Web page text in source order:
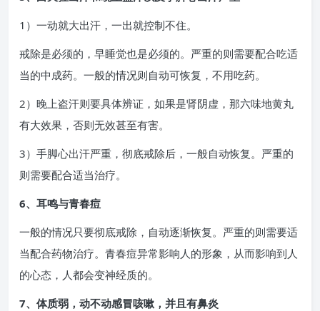
1）一动就大出汗，一出就控制不住。
戒除是必须的，早睡觉也是必须的。严重的则需要配合吃适
当的中成药。一般的情况则自动可恢复，不用吃药。
2）晚上盗汗则要具体辨证，如果是肾阴虚，那六味地黄丸
有大效果，否则无效甚至有害。
3）手脚心出汗严重，彻底戒除后，一般自动恢复。严重的
则需要配合适当治疗。
6、耳鸣与青春痘
一般的情况只要彻底戒除，自动逐渐恢复。严重的则需要适
当配合药物治疗。青春痘异常影响人的形象，从而影响到人
的心态，人都会变神经质的。
7、体质弱，动不动感冒咳嗽，并且有鼻炎